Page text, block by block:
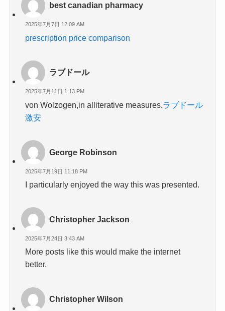
best canadian pharmacy
2025年7月7日 12:09 AM
prescription price comparison
ラブドール
2025年7月11日 1:13 PM
von Wolzogen,in alliterative measures.ラブドール
激安
George Robinson
2025年7月19日 11:18 PM
I particularly enjoyed the way this was presented.
Christopher Jackson
2025年7月24日 3:43 AM
More posts like this would make the internet
better.
Christopher Wilson